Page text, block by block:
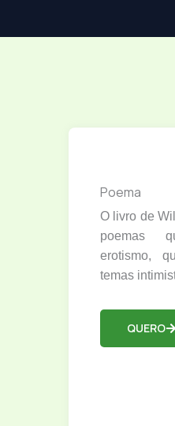
Poema
O livro de
poemas
erotismo,
temas
QUERO